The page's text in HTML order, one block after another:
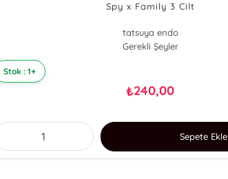
Spy x Family 3 Cilt
tatsuya endo
Gerekli Şeyler
Stok : 1+
₺240,00
Sepete Ekle